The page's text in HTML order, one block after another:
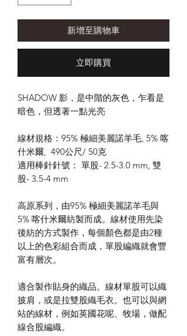
新增至購物車
立即購買
SHADOW 影，是中階的灰色，乍看是
暗色，但透著一點光亮
線材規格：95% 極細美麗諾羊毛, 5% 喀
什米爾, 490公尺/ 50克
適用棒針針號： 單股- 2.5-3.0 mm, 雙
股- 3.5-4 mm
高原系列，由95% 極細美麗諾羊毛與
5% 喀什米爾紡製而成。線材使用先染
後紡的方式製作，每個顏色都是由2種
以上的色彩組合而成，單股編織就會豐
富有層次。
適合製作貼身的織品。線材單股可以織
披肩，或是拉雙股織毛衣。也可以與網
站的線材，例如英國花呢、牧場，做配
線合股編織。